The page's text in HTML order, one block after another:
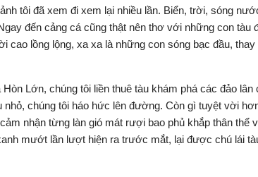
tôi đã xem đi xem lại nhiều lần. Biển, trời, sóng
đến cảng cá cũng thật nên thơ với những con tàu
cao lồng lộng, xa xa là những con sóng bạc đầu, thay
Lớn, chúng tôi liền thuê tàu khám phá các đảo lân
chúng tôi háo hức lên đường. Còn gì tuyệt vời
nhận từng làn gió mát rượi bao phủ khắp thân thể
mướt lần lượt hiện ra trước mắt, lại được chú lái